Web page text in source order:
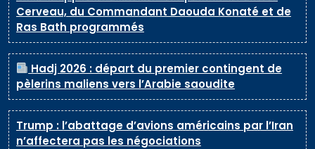
Cerveau, du Commandant Daouda Konaté et de
Ras Bath programmés
Hadj 2026 : départ du premier contingent de
pèlerins maliens vers l’Arabie saoudite
Trump : l’abattage d’avions américains par l’Iran
n’affectera pas les négociations